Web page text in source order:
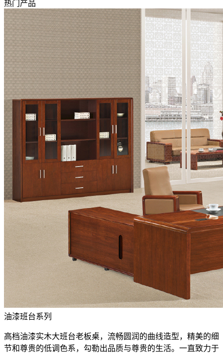
热门产品
油漆班台系列
高档油漆实木大班台老板桌，流畅圆润的曲线造型，精美的细
节和尊贵的低调色系，勾勒出品质与尊贵的生活。一直致力于